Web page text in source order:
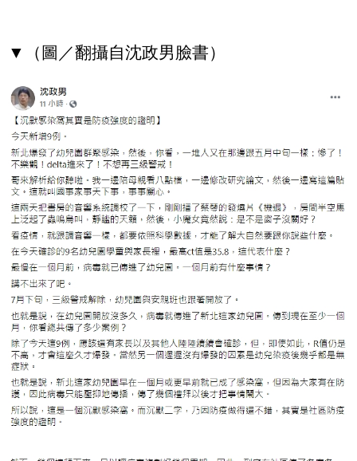
▼（圖／翻攝自沈政男臉書）